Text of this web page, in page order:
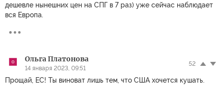
дешевле нынешних цен на СПГ в 7 раз) уже сейчас наблюдает
вся Европа.
Ольга Платонова
14 января 2023, 09:51
52
Прощай, ЕС! Ты виноват лишь тем, что США хочется кушать.